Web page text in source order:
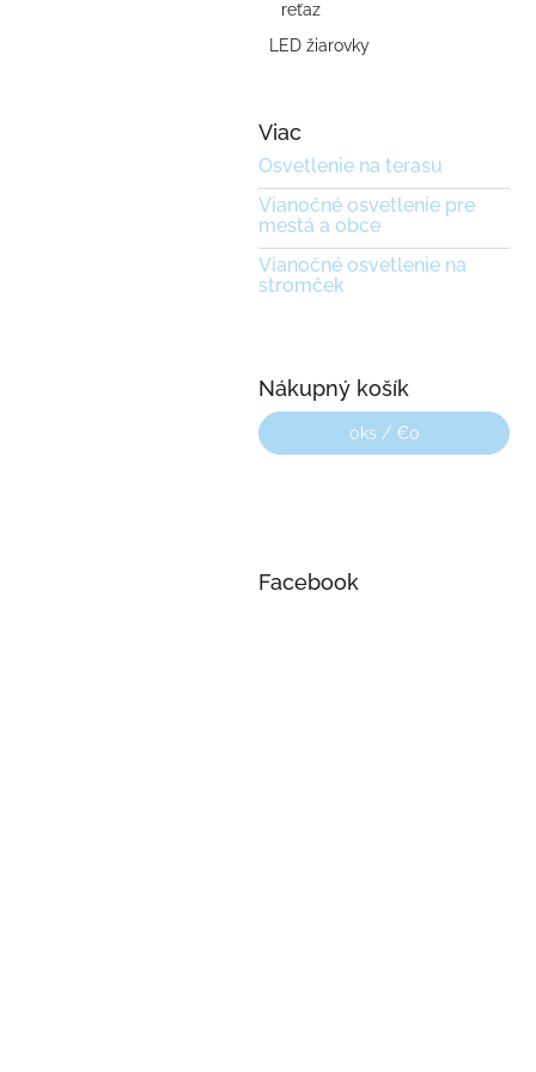
reťaz
LED žiarovky
Viac
Osvetlenie na terasu
Vianočné osvetlenie pre
mestá a obce
Vianočné osvetlenie na
stromček
Nákupný košík
0ks / €0
Facebook